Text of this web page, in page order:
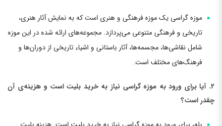
موزه گراسی یک موزه فرهنگی و هنری است که به نمایش آثار هنری،
تاریخی و فرهنگی متنوعی می‌پردازد. مجموعه‌های ارائه شده در این موزه
شامل نقاشی‌ها، مجسمه‌ها، آثار باستانی و اشیاء تاریخی از دوران‌ها و
فرهنگ‌های مختلف است.
۲. آیا برای ورود به موزه گراسی نیاز به خرید بلیت است و هزینه‌ی آن
چقدر است؟